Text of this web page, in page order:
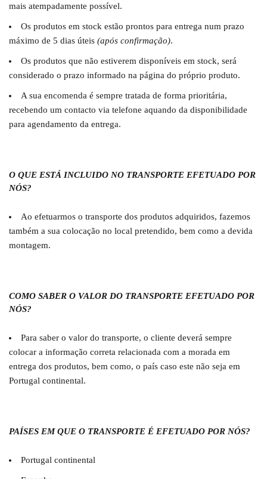
mais atempadamente possível.
Os produtos em stock estão prontos para entrega num prazo
máximo de 5 dias úteis (após confirmação).
Os produtos que não estiverem disponíveis em stock, será
considerado o prazo informado na página do próprio produto.
A sua encomenda é sempre tratada de forma prioritária,
recebendo um contacto via telefone aquando da disponibilidade
para agendamento da entrega.
O QUE ESTÁ INCLUIDO NO TRANSPORTE EFETUADO POR
NÓS?
Ao efetuarmos o transporte dos produtos adquiridos, fazemos
também a sua colocação no local pretendido, bem como a devida
montagem.
COMO SABER O VALOR DO TRANSPORTE EFETUADO POR
NÓS?
Para saber o valor do transporte, o cliente deverá sempre
colocar a informação correta relacionada com a morada em
entrega dos produtos, bem como, o país caso este não seja em
Portugal continental.
PAÍSES EM QUE O TRANSPORTE É EFETUADO POR NÓS?
Portugal continental